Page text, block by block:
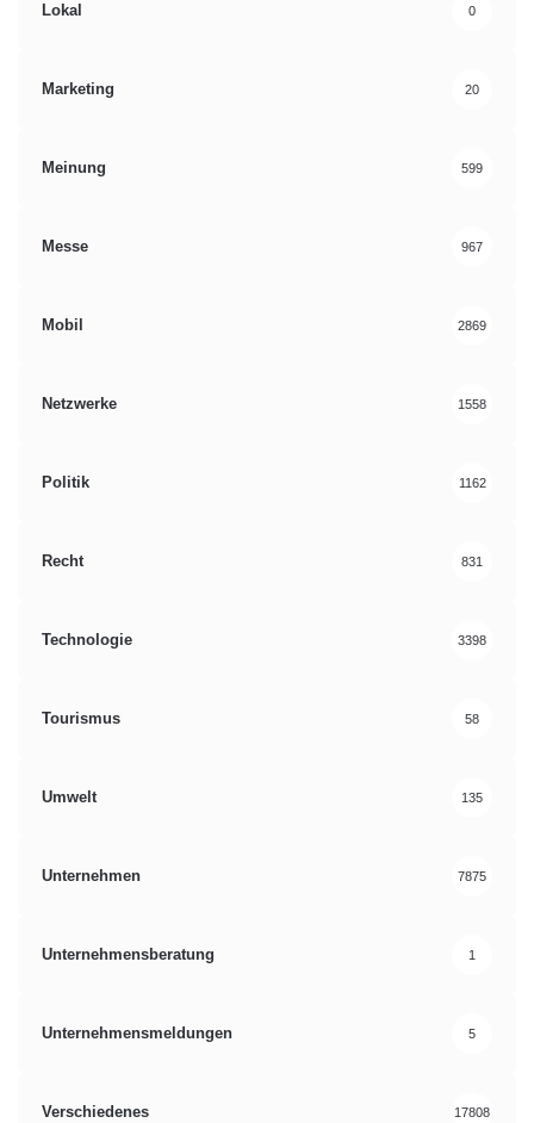
Lokal 0
Marketing 20
Meinung 599
Messe 967
Mobil 2869
Netzwerke 1558
Politik 1162
Recht 831
Technologie 3398
Tourismus 58
Umwelt 135
Unternehmen 7875
Unternehmensberatung 1
Unternehmensmeldungen 5
Verschiedenes 17808